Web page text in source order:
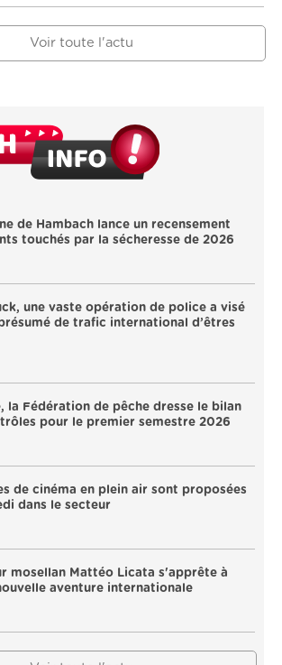
Voir toute l'actu
de Hambach lance un recensement
touchés par la sécheresse de 2026
une vaste opération de police a visé
de trafic international d’êtres
la Fédération de pêche dresse le bilan
pour le premier semestre 2026
de cinéma en plein air sont proposées
dans le secteur
mosellan Mattéo Licata s'apprête à
aventure internationale